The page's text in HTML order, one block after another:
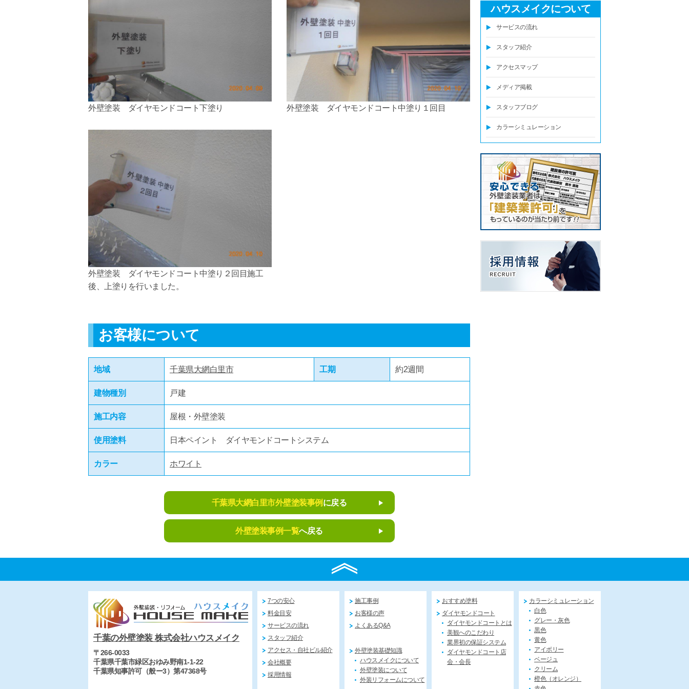
外壁塗装 ダイヤモンドコート下塗り 外壁塗装 ダイヤモンドコート中塗り１回目
外壁塗装 ダイヤモンドコート中塗り２回目施工
後、上塗りを行いました。
お客様について
地域 千葉県大網白里市 工期 約2週間
建物種別 戸建
施工内容 屋根・外壁塗装
使用塗料 日本ペイント ダイヤモンドコートシステム
カラー ホワイト
千葉県大網白里市外壁塗装事例 に戻る
外壁塗装事例一覧へ戻る
ハウスメイクについて
サービスの流れ
スタッフ紹介
アクセスマップ
メディア掲載
スタッフブログ
カラーシミュレーション
千葉の外壁塗装 株式会社ハウスメイク
〒266-0033
千葉県千葉市緑区おゆみ野南1-1-22
千葉県知事許可（般ー3）第47368号
7つの安心
料金目安
サービスの流れ
スタッフ紹介
アクセス・自社ビル紹介
会社概要
採用情報
施工事例
お客様の声
よくあるQ&A
外壁塗装基礎知識
ハウスメイクについて
外壁塗装について
外装リフォームについて
おすすめ塗料
ダイヤモンドコート
ダイヤモンドコートとは
美観へのこだわり
業界初の保証システム
ダイヤモンドコート店
会・会長
カラーシミュレーション
白色
グレー・灰色
黒色
黄色
アイボリー
ベージュ
クリーム
橙色（オレンジ）